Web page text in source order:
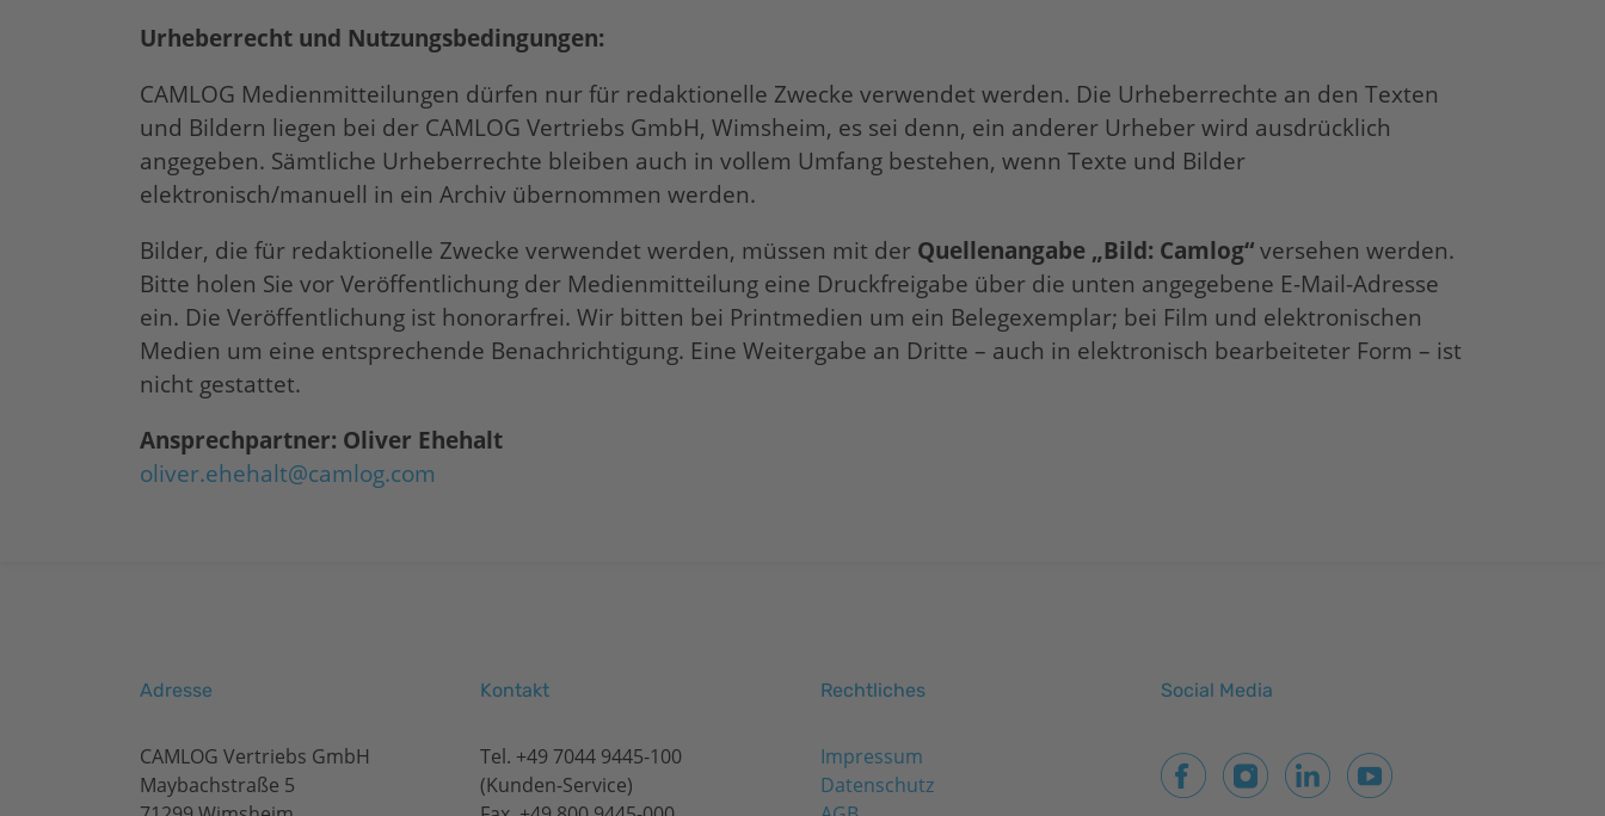
Urheberrecht und Nutzungsbedingungen:
CAMLOG Medienmitteilungen dürfen nur für redaktionelle Zwecke verwendet werden. Die Urheberrechte an den Texten
und Bildern liegen bei der CAMLOG Vertriebs GmbH, Wimsheim, es sei denn, ein anderer Urheber wird ausdrücklich
angegeben. Sämtliche Urheberrechte bleiben auch in vollem Umfang bestehen, wenn Texte und Bilder
elektronisch/manuell in ein Archiv übernommen werden.
Bilder, die für redaktionelle Zwecke verwendet werden, müssen mit der Quellenangabe „Bild: Camlog“versehen werden.
Bitte holen Sie vor Veröffentlichung der Medienmitteilung eine Druckfreigabe über die unten angegebene E-Mail-Adresse
ein. Die Veröffentlichung ist honorarfrei. Wir bitten bei Printmedien um ein Belegexemplar; bei Film und elektronischen
Medien um eine entsprechende Benachrichtigung. Eine Weitergabe an Dritte – auch in elektronisch bearbeiteter Form – ist
nicht gestattet.
Ansprechpartner: Oliver Ehehalt
oliver.ehehalt@camlog.com
Adresse
CAMLOG Vertriebs GmbH
Maybachstraße 5
Kontakt
Tel. +49 7044 9445-100
(Kunden-Service)
Rechtliches
Impressum
Datenschutz
Social Media